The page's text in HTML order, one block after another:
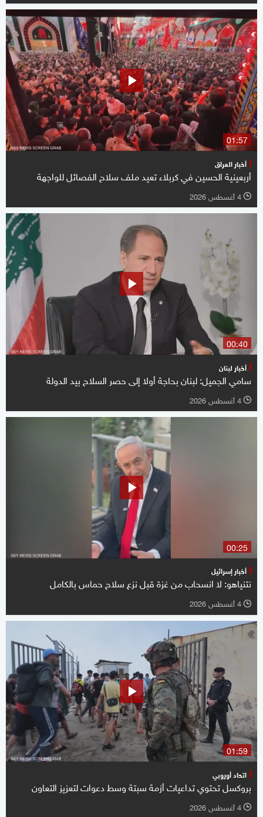
01:57
أخبار العراق
أربعينية الحسين في كربلاء تعيد ملف سلاح الفصائل للواجهة
l 4 أغسطس 2026
00:40
أخبار لبنان
سامي الجميل: لبنان بحاجة أولا إلى حصر السلاح بيد الدولة
l 4 أغسطس 2026
00:25
أخبار إسرائيل
نتنياهو: لا انسحاب من غزة قبل نزع سلاح حماس بالكامل
l 4 أغسطس 2026
01:59
اتحاد أوروبي
بروكسل تحتوي تداعيات أزمة سبتة وسط دعوات لتعزيز التعاون
l 4 أغسطس 2026